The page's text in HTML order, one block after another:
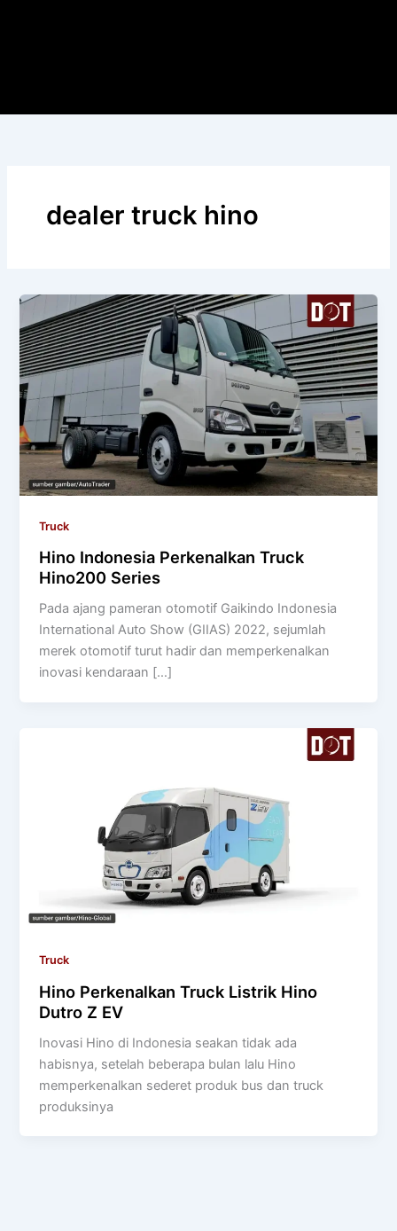
dealer truck hino
Truck
Hino Indonesia Perkenalkan Truck
Hino200 Series
Pada ajang pameran otomotif Gaikindo Indonesia
International Auto Show (GIIAS) 2022, sejumlah
merek otomotif turut hadir dan memperkenalkan
inovasi kendaraan […]
Truck
Hino Perkenalkan Truck Listrik Hino
Dutro Z EV
Inovasi Hino di Indonesia seakan tidak ada
habisnya, setelah beberapa bulan lalu Hino
memperkenalkan sederet produk bus dan truck
produksinya